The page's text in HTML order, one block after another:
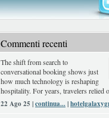
Commenti recenti
The shift from search to
conversational booking shows just
how much technology is reshaping
hospitality. For years, travelers relied
22 Ago 25 |continua...|